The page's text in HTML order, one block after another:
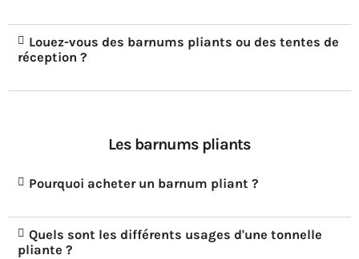
Louez-vous des barnums pliants ou des tentes de
réception ?
Les barnums pliants
Pourquoi acheter un barnum pliant ?
Quels sont les différents usages d'une tonnelle
pliante ?